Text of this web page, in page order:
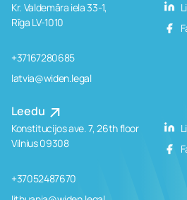
Kr. Valdemāra iela 33-1,
Rīga LV-1010
+37167280685
latvia@widen.legal
Leedu
Konstitucijos ave. 7, 26th floor
Vilnius 09308
+37052487670